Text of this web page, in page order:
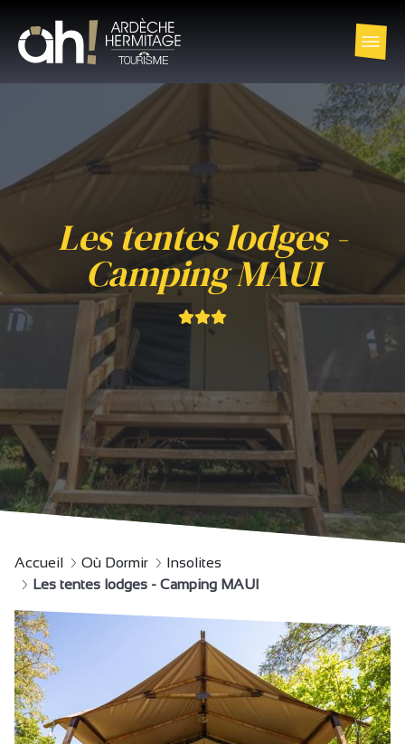
Les tentes lodges -
Camping MAUI
Accueil Où Dormir
Insolites
Les tentes lodges - Camping MAUI